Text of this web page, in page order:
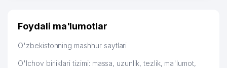
Foydali ma'lumotlar
O'zbekistonning mashhur saytlari
O'lchov birliklari tizimi: massa, uzunlik, tezlik, ma'lumot,